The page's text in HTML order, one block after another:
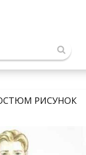
РИСУНОК